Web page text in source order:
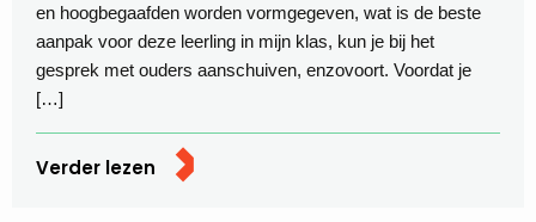
en hoogbegaafden worden vormgegeven, wat is de beste
aanpak voor deze leerling in mijn klas, kun je bij het
gesprek met ouders aanschuiven, enzovoort. Voordat je
[…]
Verder lezen